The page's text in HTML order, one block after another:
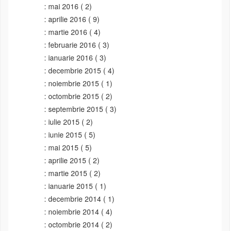
mai 2016 ( 2)
aprilie 2016 ( 9)
martie 2016 ( 4)
februarie 2016 ( 3)
ianuarie 2016 ( 3)
decembrie 2015 ( 4)
noiembrie 2015 ( 1)
octombrie 2015 ( 2)
septembrie 2015 ( 3)
iulie 2015 ( 2)
iunie 2015 ( 5)
mai 2015 ( 5)
aprilie 2015 ( 2)
martie 2015 ( 2)
ianuarie 2015 ( 1)
decembrie 2014 ( 1)
noiembrie 2014 ( 4)
octombrie 2014 ( 2)